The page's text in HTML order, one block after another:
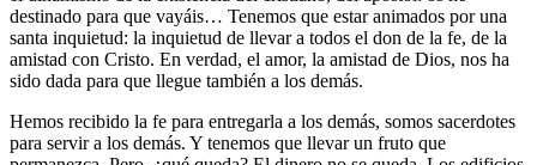
destinado para que vayáis… Tenemos que estar animados por una
santa inquietud: la inquietud de llevar a todos el don de la fe, de la
amistad con Cristo. En verdad, el amor, la amistad de Dios, nos ha
sido dada para que llegue también a los demás.
Hemos recibido la fe para entregarla a los demás, somos sacerdotes
para servir a los demás. Y tenemos que llevar un fruto que